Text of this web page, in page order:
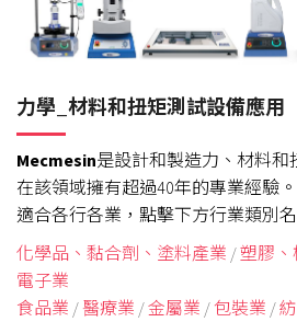
力學_材料和扭矩測試設備應用
Mecmesin是設計和製造力、材料和
在該領域擁有超過40年的專業經驗。
適合各行各業，點擊下方行業類別
化學品、黏合劑、塗料產業 /塑膠、
電子業
食品業 /醫療業 /金屬業 /包裝業 /